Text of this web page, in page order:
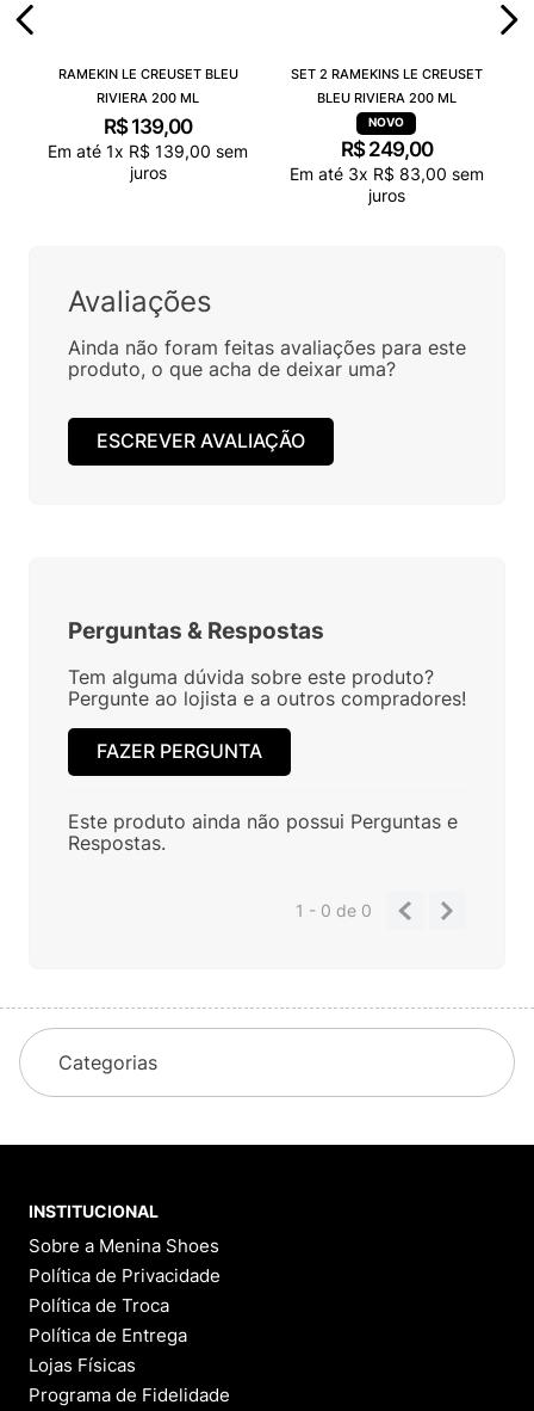
RAMEKIN LE CREUSET BLEU
RIVIERA 200 ML
R$ 139,00
Em até 1x R$ 139,00 sem
juros
SET 2 RAMEKINS LE CREUSET
BLEU RIVIERA 200 ML
R$ 249,00
Em até 3x R$ 83,00 sem
juros
Avaliações
Ainda não foram feitas avaliações para este
produto, o que acha de deixar uma?
ESCREVER AVALIAÇÃO
Perguntas & Respostas
Tem alguma dúvida sobre este produto?
Pergunte ao lojista e a outros compradores!
FAZER PERGUNTA
Este produto ainda não possui Perguntas e
Respostas.
1 - 0de 0
Categorias
INSTITUCIONAL
Sobre a Menina Shoes
Política de Privacidade
Política de Troca
Política de Entrega
Lojas Físicas
Programa de Fidelidade